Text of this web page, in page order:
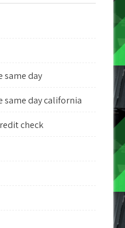
same day
same day california
check